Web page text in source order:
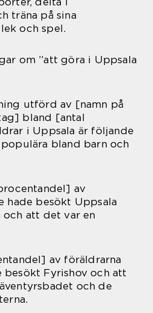
träna på sina
och spel.
om ”att göra i Uppsala
utförd av [namn på
bland [antal
i Uppsala är följande
bland barn och
av
hade besökt Uppsala
och att det var en
av föräldrarna
besökt Fyrishov och att
och de